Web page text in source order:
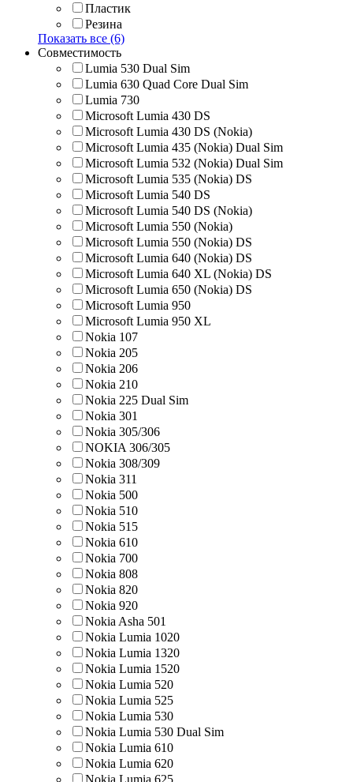
Пластик
Резина
Показать все (6)
Совместимость
Lumia 530 Dual Sim
Lumia 630 Quad Core Dual Sim
Lumia 730
Microsoft Lumia 430 DS
Microsoft Lumia 430 DS (Nokia)
Microsoft Lumia 435 (Nokia) Dual Sim
Microsoft Lumia 532 (Nokia) Dual Sim
Microsoft Lumia 535 (Nokia) DS
Microsoft Lumia 540 DS
Microsoft Lumia 540 DS (Nokia)
Microsoft Lumia 550 (Nokia)
Microsoft Lumia 550 (Nokia) DS
Microsoft Lumia 640 (Nokia) DS
Microsoft Lumia 640 XL (Nokia) DS
Microsoft Lumia 650 (Nokia) DS
Microsoft Lumia 950
Microsoft Lumia 950 XL
Nokia 107
Nokia 205
Nokia 206
Nokia 210
Nokia 225 Dual Sim
Nokia 301
Nokia 305/306
NOKIA 306/305
Nokia 308/309
Nokia 311
Nokia 500
Nokia 510
Nokia 515
Nokia 610
Nokia 700
Nokia 808
Nokia 820
Nokia 920
Nokia Asha 501
Nokia Lumia 1020
Nokia Lumia 1320
Nokia Lumia 1520
Nokia Lumia 520
Nokia Lumia 525
Nokia Lumia 530
Nokia Lumia 530 Dual Sim
Nokia Lumia 610
Nokia Lumia 620
Nokia Lumia 625